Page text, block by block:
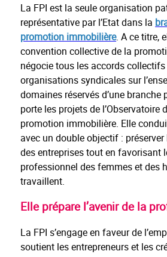
La FPI est la seule organisation
représentative par l’Etat dans la
promotion immobilière. A ce titre,
convention collective de la
négocie tous les accords
organisations syndicales sur
domaines réservés d’une branche
porte les projets de l’Observatoire
promotion immobilière. Elle
avec un double objectif :
des entreprises tout en favorisant
professionnel des femmes et des
travaillent.
Elle prépare l’avenir de la
La FPI s’engage en faveur de
soutient les entrepreneurs et les